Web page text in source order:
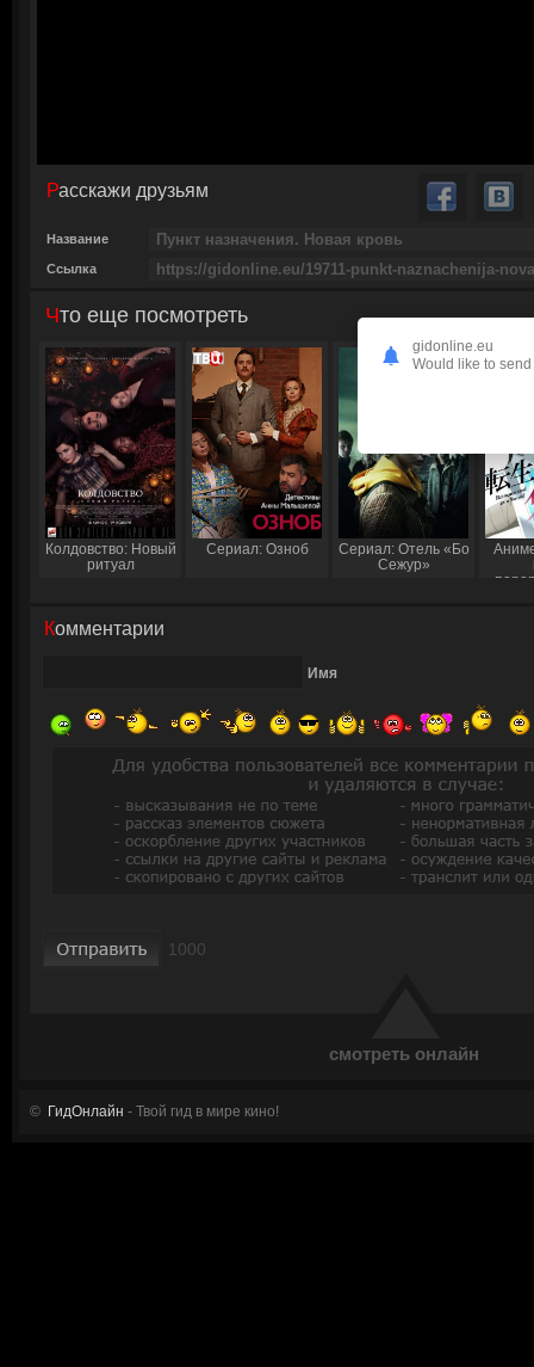
смотреть онлайн
Расскажи друзьям
Название
Ссылка
Что еще посмотреть
Колдовство: Новый
ритуал
Сериал: Озноб
Сериал: Отель «Бо
Сежур»
Комментарии
Имя
© ГидОнлайн - Твой гид в мире кино!
gidonline.eu
Would like to